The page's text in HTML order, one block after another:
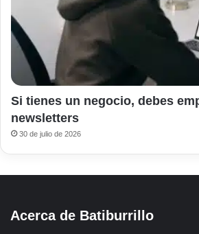
Si tienes un negocio, debes
newsletters
30 de julio de 2026
Acerca de Batiburrillo